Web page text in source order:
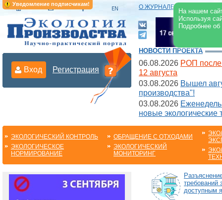
Уведомление подписчикам!
На нашем
Используя
Подробнее
О ЖУРНАЛЕ |
Вход Регистрация
НОВОСТИ ПРОЕКТА
06.08.2026 РОП после
12 августа
03.08.2026 Вышел
производства"!
03.08.2026
новые экологические
ЭКОЛОГИЧЕСКИЙ КОНТРОЛЬ
ЭКОЛОГИЧЕСКОЕ
НОРМИРОВАНИЕ
ОБРАЩЕНИЕ С ОТХОДАМИ
ЭКОЛОГИЧЕСКИЙ
МОНИТОРИНГ
требований
доступным